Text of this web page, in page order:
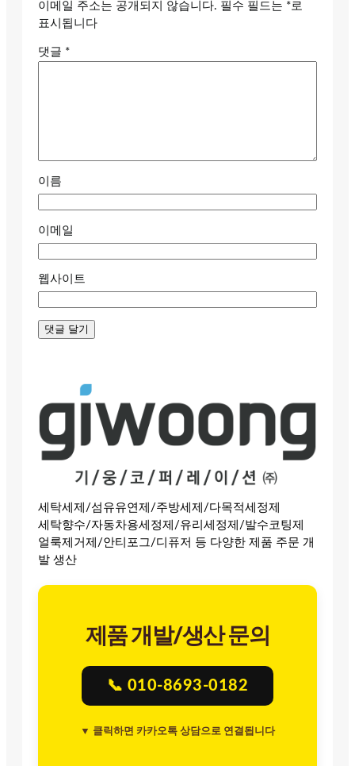
이메일 주소는 공개되지 않습니다. 필수 필드는 *로
표시됩니다
댓글 *
이름
이메일
웹사이트
세탁세제/섬유유연제/주방세제/다목적세정제
세탁향수/자동차용세정제/유리세정제/발수코팅제
얼룩제거제/안티포그/디퓨저 등 다양한 제품 주문 개
발 생산
제품 개발/생산 문의
📞 010-8693-0182
▼ 클릭하면 카카오톡 상담으로 연결됩니다